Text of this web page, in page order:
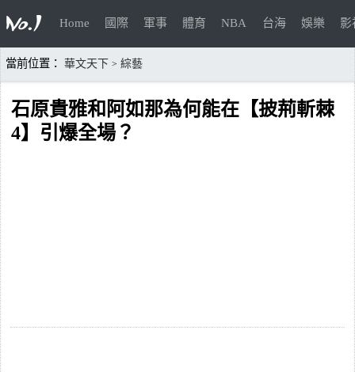
Home 國際 軍事 體育 NBA 台海 娛樂 影
當前位置： 華文天下 > 綜藝
石原貴雅和阿如那為何能在【披荊斬棘
4】引爆全場？